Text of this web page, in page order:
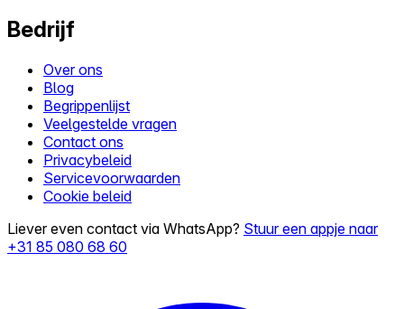
Bedrijf
Over ons
Blog
Begrippenlijst
Veelgestelde vragen
Contact ons
Privacybeleid
Servicevoorwaarden
Cookie beleid
Liever even contact via WhatsApp? Stuur een appje naar
+31 85 080 68 60